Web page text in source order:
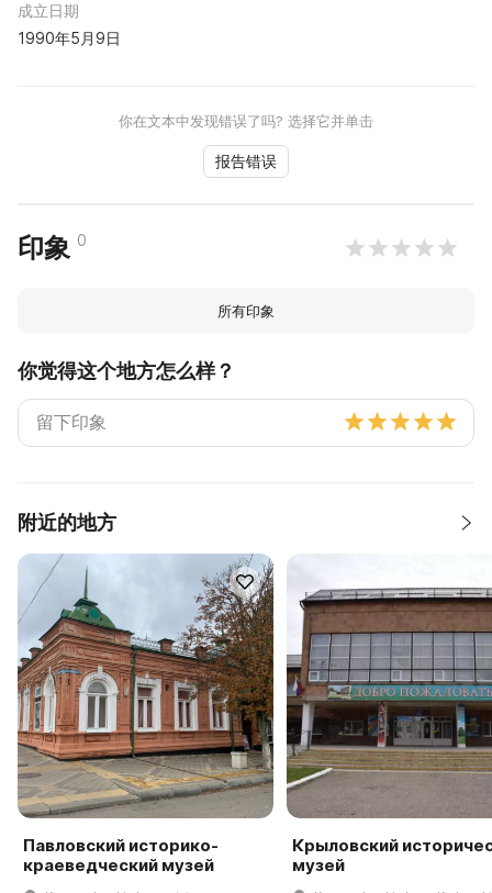
成立日期
1990年5月9日
你在文本中发现错误了吗? 选择它并单击
报告错误
印象 0
所有印象
你觉得这个地方怎么样？
附近的地方
Павловский историко-
краеведческий музей
Крыловский
музей